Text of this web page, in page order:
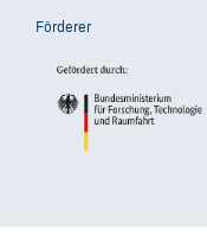
Förderer